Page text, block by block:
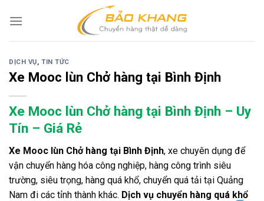
DỊCH VỤ,TIN TỨC
Xe Mooc lùn Chở hàng tại Bình Định
Xe Mooc lùn Chở hàng tại Bình Định – Uy
Tín – Giá Rẻ
Xe Mooc lùn Chở hàng tại Bình Định, xe chuyên dụng để
vận chuyển hàng hóa công nghiệp, hàng công trình siêu
trường, siêu trọng, hàng quá khổ, chuyển quá tải tại Quảng
Nam đi các tỉnh thành khác. Dịch vụ chuyển hàng quá khổ